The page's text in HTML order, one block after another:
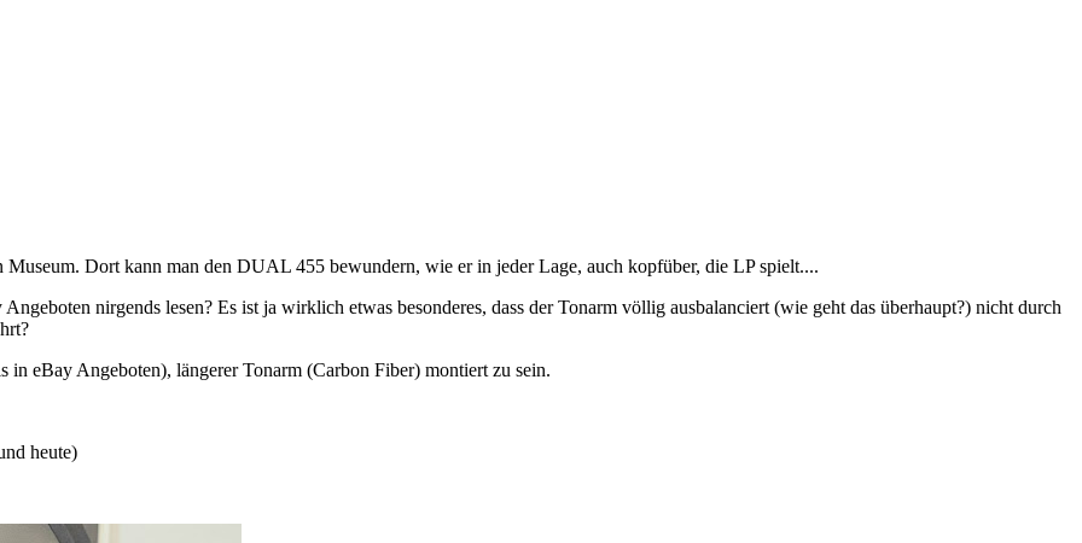
Museum. Dort kann man den DUAL 455 bewundern, wie er in jeder Lage, auch kopfüber, die LP spielt....
nirgends lesen? Es ist ja wirklich etwas besonderes, dass der Tonarm völlig ausbalanciert (wie geht das überhaupt?) nicht durch
eBay Angeboten), längerer Tonarm (Carbon Fiber) montiert zu sein.
heute)